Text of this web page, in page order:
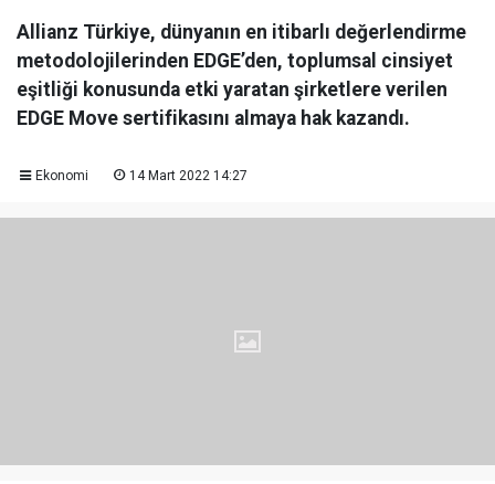
Allianz Türkiye, dünyanın en itibarlı değerlendirme
metodolojilerinden EDGE’den, toplumsal cinsiyet
eşitliği konusunda etki yaratan şirketlere verilen
EDGE Move sertifikasını almaya hak kazandı.
Ekonomi 14 Mart 2022 14:27